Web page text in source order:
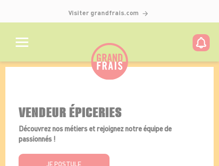
Visiter grandfrais.com
VENDEUR ÉPICERIES
Découvrez nos métiers et rejoignez notre équipe de
passionnés !
JE POSTULE